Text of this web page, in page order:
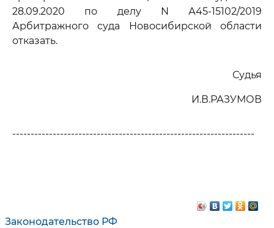
Законодательство РФ
28.09.2020 по делу N А45-15102/2019
Арбитражного суда Новосибирской области
отказать.
Судья
И.В.РАЗУМОВ
------------------------------------------------------------------